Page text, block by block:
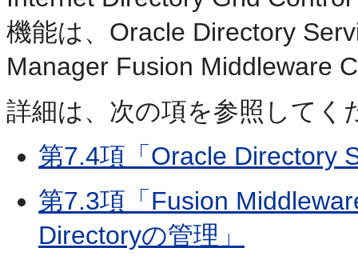
機能は、Oracle Directory
Manager Fusion Middleware
詳細は、次の項を参照してく
第7.4項「Oracle Directory
第7.3項「Fusion
Directoryの管理」